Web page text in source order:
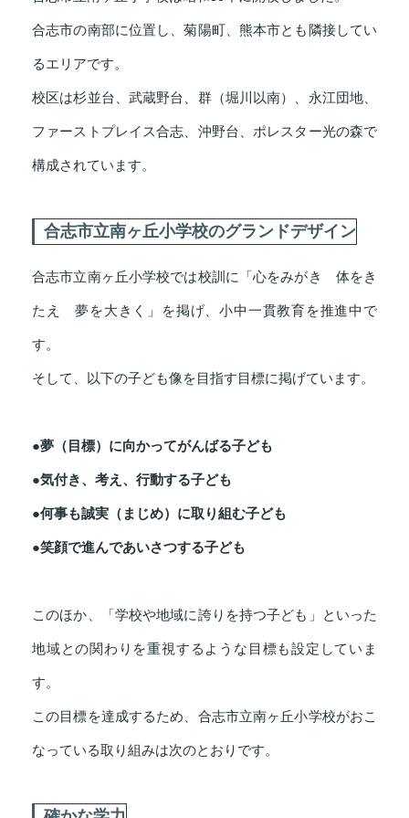
合志市の南部に位置し、菊陽町、熊本市とも隣接してい
るエリアです。
校区は杉並台、武蔵野台、群（堀川以南）、永江団地、
ファーストプレイス合志、沖野台、ポレスター光の森で
構成されています。
合志市立南ヶ丘小学校のグランドデザイン
合志市立南ヶ丘小学校では校訓に「心をみがき 体をき
たえ 夢を大きく」を掲げ、小中一貫教育を推進中で
す。
そして、以下の子ども像を目指す目標に掲げています。
●夢（目標）に向かってがんばる子ども
●気付き、考え、行動する子ども
●何事も誠実（まじめ）に取り組む子ども
●笑顔で進んであいさつする子ども
このほか、「学校や地域に誇りを持つ子ども」といった
地域との関わりを重視するような目標も設定していま
す。
この目標を達成するため、合志市立南ヶ丘小学校がおこ
なっている取り組みは次のとおりです。